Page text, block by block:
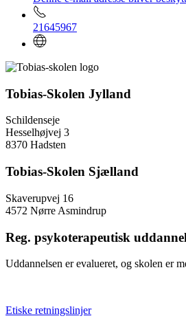
21645967
Tobias-Skolen Jylland
Schildenseje
Hesselhøjvej 3
8370 Hadsten
Tobias-Skolen Sjælland
Skaverupvej 16
4572 Nørre Asmindrup
Reg. psykoterapeutisk
Uddannelsen er evalueret, og skolen er
Etiske retningslinjer